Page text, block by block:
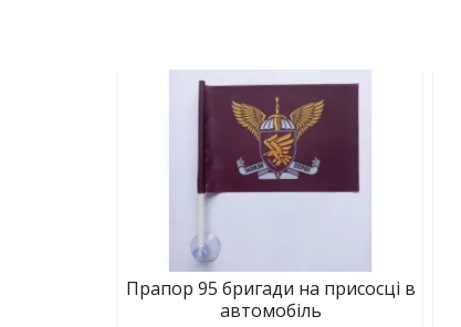
Прапор 95 бригади на присосці в
автомобіль